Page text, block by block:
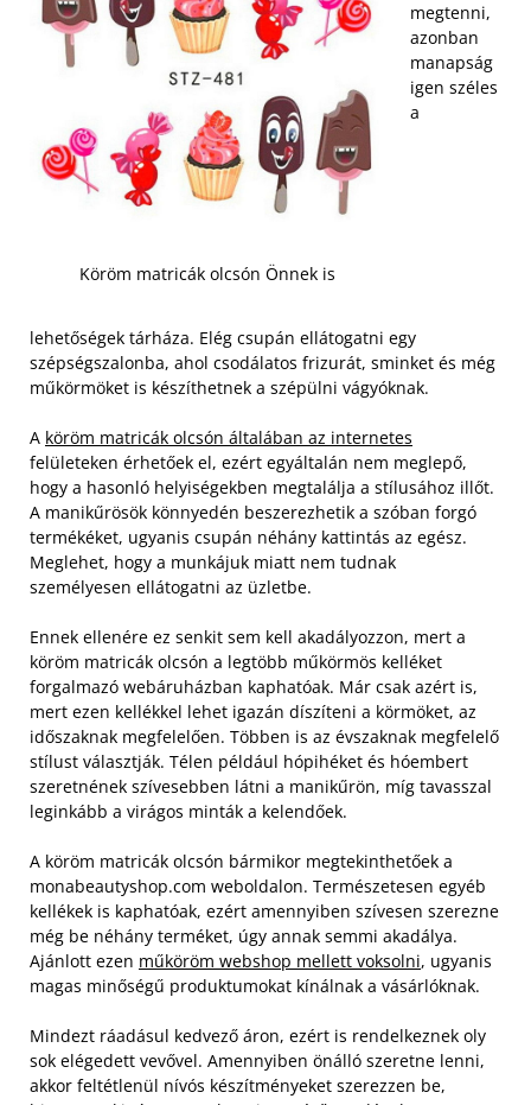
Köröm matricák olcsón Önnek is
megtenni,
azonban
manapság
igen széles
a
lehetőségek tárháza. Elég csupán ellátogatni egy
szépségszalonba, ahol csodálatos frizurát, sminket és még
műkörmöket is készíthetnek a szépülni vágyóknak.
A köröm matricák olcsón általában az internetes
felületeken érhetőek el, ezért egyáltalán nem meglepő,
hogy a hasonló helyiségekben megtalálja a stílusához illőt.
A manikűrösök könnyedén beszerezhetik a szóban forgó
termékéket, ugyanis csupán néhány kattintás az egész.
Meglehet, hogy a munkájuk miatt nem tudnak
személyesen ellátogatni az üzletbe.
Ennek ellenére ez senkit sem kell akadályozzon, mert a
köröm matricák olcsón a legtöbb műkörmös kelléket
forgalmazó webáruházban kaphatóak. Már csak azért is,
mert ezen kellékkel lehet igazán díszíteni a körmöket, az
időszaknak megfelelően. Többen is az évszaknak megfelelő
stílust választják. Télen például hópihéket és hóembert
szeretnének szívesebben látni a manikűrön, míg tavasszal
leginkább a virágos minták a kelendőek.
A köröm matricák olcsón bármikor megtekinthetőek a
monabeautyshop.com weboldalon. Természetesen egyéb
kellékek is kaphatóak, ezért amennyiben szívesen szerezne
még be néhány terméket, úgy annak semmi akadálya.
Ajánlott ezen műköröm webshop mellett voksolni, ugyanis
magas minőségű produktumokat kínálnak a vásárlóknak.
Mindezt ráadásul kedvező áron, ezért is rendelkeznek oly
sok elégedett vevővel. Amennyiben önálló szeretne lenni,
akkor feltétlenül nívós készítményeket szerezzen be,